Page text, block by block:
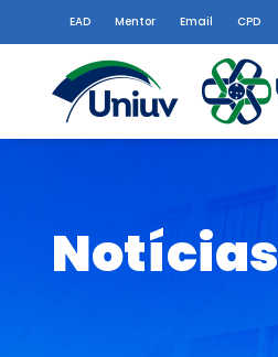
EAD Mentor Email CPD
Notícias